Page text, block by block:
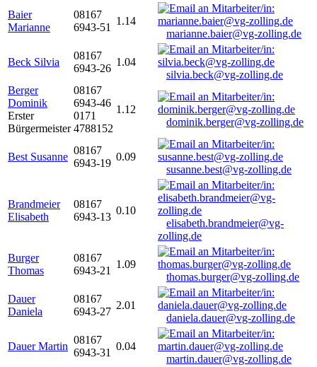
Baier
Marianne
08167
6943-51
1.14
marianne.baier@vg-zolling.de
Beck Silvia
08167
6943-26
1.04
silvia.beck@vg-zolling.de
Berger
Dominik
Erster
Bürgermeister
08167
6943-46
0171
4788152
1.12
dominik.berger@vg-zolling.de
Best Susanne
08167
6943-19
0.09
susanne.best@vg-zolling.de
Brandmeier
Elisabeth
08167
6943-13
0.10
elisabeth.brandmeier@vg-
zolling.de
Burger
Thomas
08167
6943-21
1.09
thomas.burger@vg-zolling.de
Dauer
Daniela
08167
6943-27
2.01
daniela.dauer@vg-zolling.de
Dauer Martin
08167
6943-31
0.04
martin.dauer@vg-zolling.de